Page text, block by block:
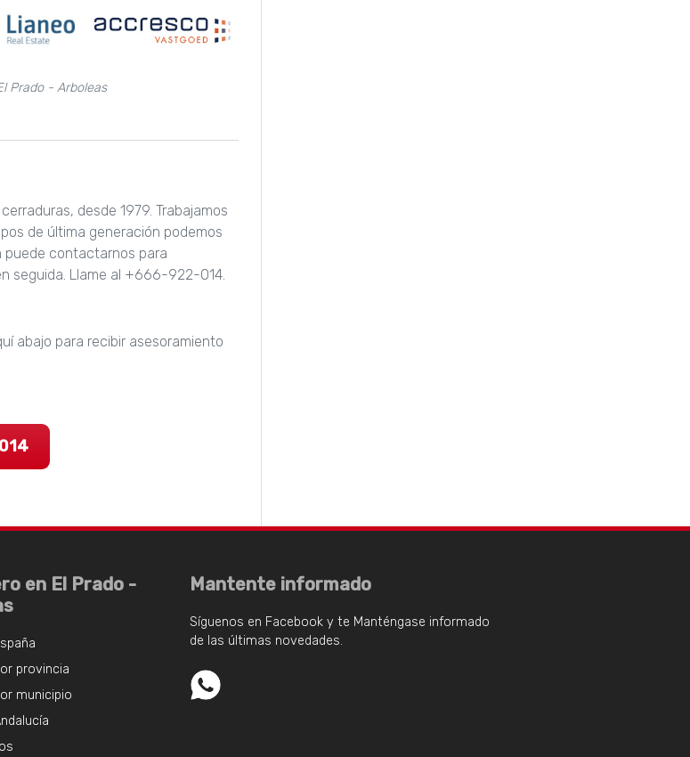
Prado - Arboleas
desde 1979. Trabajamos
de última generación podemos
puede contactarnos para
seguida. Llame al +666-922-014.
abajo para recibir asesoramiento
en El Prado -
provincia
municipio
Mantente informado
Síguenos en Facebook y te Manténgase informado
de las últimas novedades.